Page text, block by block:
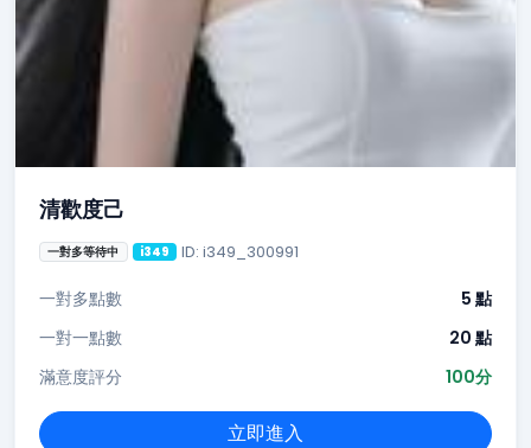
清歡度己
一對多等待中 i349 ID: i349_300991
一對多點數
5 點
一對一點數
20 點
滿意度評分
100分
立即進入